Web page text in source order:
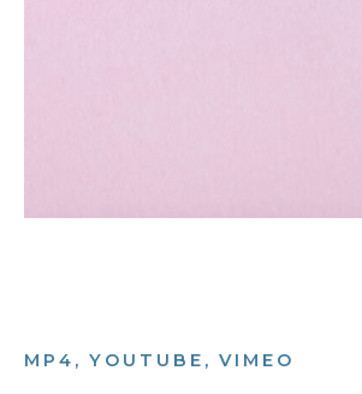
MP4, YOUTUBE, VIMEO